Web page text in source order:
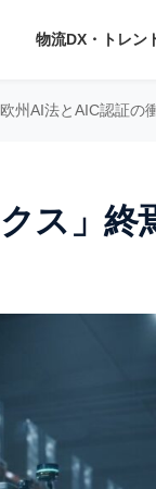
物流DX・トレン
州AI法とAIC認証の
ス」終